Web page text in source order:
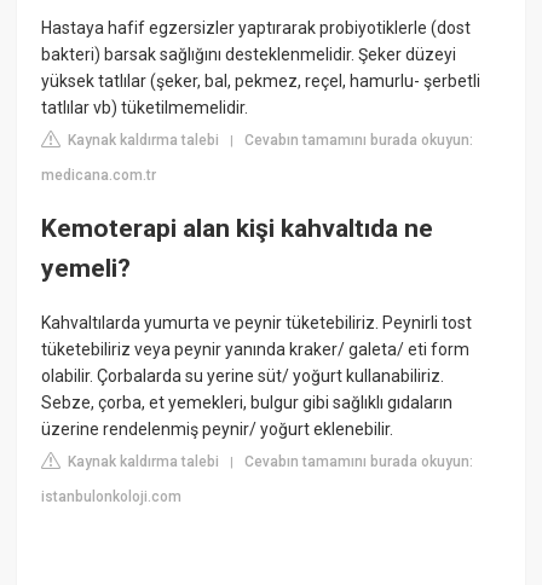
Hastaya hafif egzersizler yaptırarak probiyotiklerle (dost
bakteri) barsak sağlığını desteklenmelidir. Şeker düzeyi
yüksek tatlılar (şeker, bal, pekmez, reçel, hamurlu- şerbetli
tatlılar vb) tüketilmemelidir.
Kaynak kaldırma talebi |Cevabın tamamını burada okuyun:
medicana.com.tr
Kemoterapi alan kişi kahvaltıda ne
yemeli?
Kahvaltılarda yumurta ve peynir tüketebiliriz. Peynirli tost
tüketebiliriz veya peynir yanında kraker/ galeta/ eti form
olabilir. Çorbalarda su yerine süt/ yoğurt kullanabiliriz.
Sebze, çorba, et yemekleri, bulgur gibi sağlıklı gıdaların
üzerine rendelenmiş peynir/ yoğurt eklenebilir.
Kaynak kaldırma talebi |Cevabın tamamını burada okuyun:
istanbulonkoloji.com